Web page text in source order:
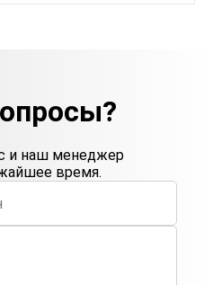
и наш менеджер
время.